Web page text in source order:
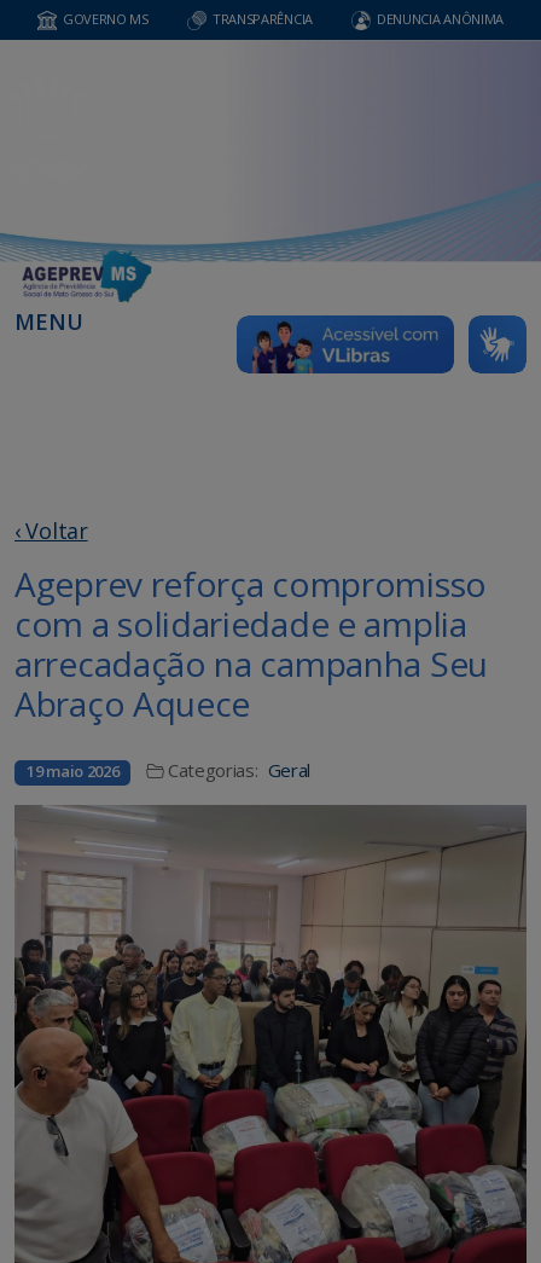
GOVERNO MS TRANSPARÊNCIA DENUNCIA ANÔNIMA
MENU
‹ Voltar
Ageprev reforça compromisso
com a solidariedade e amplia
arrecadação na campanha Seu
Abraço Aquece
19 maio 2026 Categorias: Geral